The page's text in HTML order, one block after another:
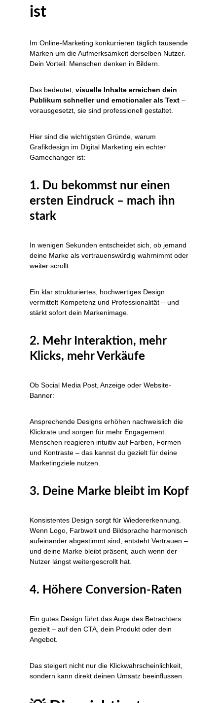
ist
Im Online-Marketing konkurrieren täglich tausende
Marken um die Aufmerksamkeit derselben Nutzer.
Dein Vorteil: Menschen denken in Bildern.
Das bedeutet, visuelle Inhalte erreichen dein
Publikum schneller und emotionaler als Text –
vorausgesetzt, sie sind professionell gestaltet.
Hier sind die wichtigsten Gründe, warum
Grafikdesign im Digital Marketing ein echter
Gamechanger ist:
1. Du bekommst nur einen
ersten Eindruck – mach ihn
stark
In wenigen Sekunden entscheidet sich, ob jemand
deine Marke als vertrauenswürdig wahrnimmt oder
weiter scrollt.
Ein klar strukturiertes, hochwertiges Design
vermittelt Kompetenz und Professionalität – und
stärkt sofort dein Markenimage.
2. Mehr Interaktion, mehr
Klicks, mehr Verkäufe
Ob Social Media Post, Anzeige oder Website-
Banner:
Ansprechende Designs erhöhen nachweislich die
Klickrate und sorgen für mehr Engagement.
Menschen reagieren intuitiv auf Farben, Formen
und Kontraste – das kannst du gezielt für deine
Marketingziele nutzen.
3. Deine Marke bleibt im Kopf
Konsistentes Design sorgt für Wiedererkennung.
Wenn Logo, Farbwelt und Bildsprache harmonisch
aufeinander abgestimmt sind, entsteht Vertrauen –
und deine Marke bleibt präsent, auch wenn der
Nutzer längst weitergescrollt hat.
4. Höhere Conversion-Raten
Ein gutes Design führt das Auge des Betrachters
gezielt – auf den CTA, dein Produkt oder dein
Angebot.
Das steigert nicht nur die Klickwahrscheinlichkeit,
sondern kann direkt deinen Umsatz beeinflussen.